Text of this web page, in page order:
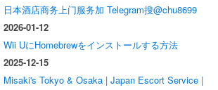
日本酒店商务上门服务加 Telegram搜@chu8699
2026-01-12
Wii UにHomebrewをインストールする方法
2025-12-15
Misaki's Tokyo & Osaka | Japan Escort Service |